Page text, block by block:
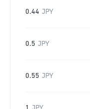
0.44 JPY
0.5 JPY
0.55 JPY